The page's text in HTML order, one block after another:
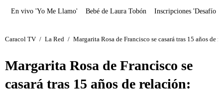
En vivo 'Yo Me Llamo' Bebé de Laura Tobón Inscripciones 'Desafío'
Caracol TV / La Red / Margarita Rosa de Francisco se casará tras 15 años de
Margarita Rosa de Francisco se
casará tras 15 años de relación: